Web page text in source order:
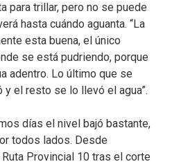
para trillar, pero no se puede
hasta cuándo aguanta. “La
esta buena, el único
se está pudriendo, porque
adentro. Lo último que se
el resto se lo llevó el agua”.
días el nivel bajó bastante,
todos lados. Desde
Provincial 10 tras el corte